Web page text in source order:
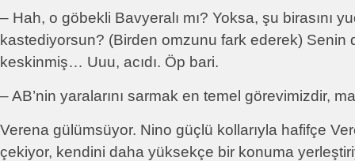
– Hah, o göbekli Bavyeralı mı? Yoksa, şu birasını
kastediyorsun? (Birden omzunu fark ederek) Senin
keskinmiş… Uuu, acıdı. Öp bari.
– AB’nin yaralarını sarmak en temel görevimizdir,
Verena gülümsüyor. Nino güçlü kollarıyla hafifçe
çekiyor, kendini daha yüksekçe bir konuma